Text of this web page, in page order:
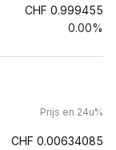
CHF 0.999455
0.00%
Prijs en 24u%
CHF 0.00634085